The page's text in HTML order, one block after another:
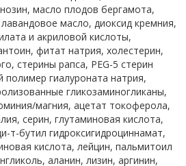
масло плодов бергамота,
масло, диоксид кремния,
и акриловой кислоты,
фитат натрия, холестерин,
стерины рапса, PEG-5 стерин
полимер гиалуроната натрия,
гликозаминогликаны,
магния, ацетат токоферола,
серин, глутаминовая кислота,
т-бутил гидроксигидроциннамат,
кислота, лейцин, пальмитоил
аланин, лизин, аргинин,